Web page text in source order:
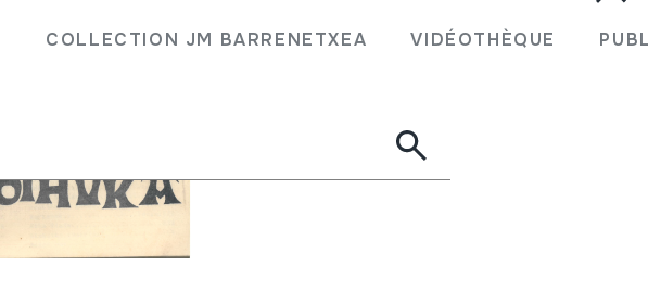
COLLECTION JM BARRENETXEA VIDÉOTHÈQUE